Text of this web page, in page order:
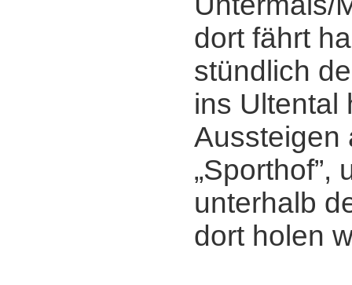
dort fährt
stündlich
ins Ultental
Aussteigen
„Sporthof”,
unterhalb
dort holen